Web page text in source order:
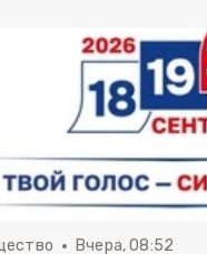
Вчера, 08:52